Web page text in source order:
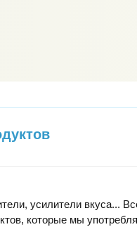
усилители вкуса...
которые мы